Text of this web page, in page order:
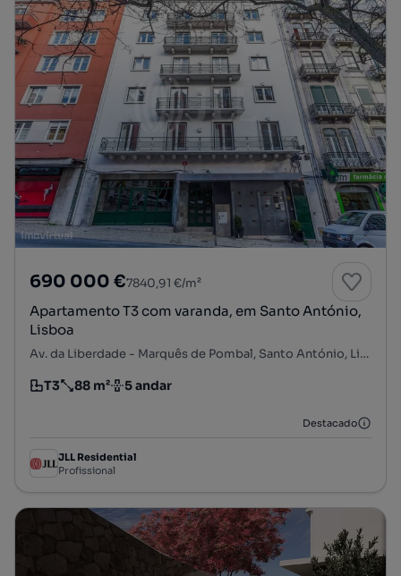
690 000 €7840,91 €/m²
Apartamento T3 com varanda, em Santo António,
Lisboa
Av. da Liberdade - Marquês de Pombal, Santo António, Lisboa, Lisboa
Tipologia
T3
Preço por metro quadrado
88 m²
Andar 5 andar
Destacado
JLL Residential
Profissional